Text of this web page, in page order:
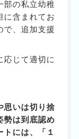
部の私立幼稚
に含まれてお
で、追加支援
応じて適切に
いは切り捨
勢は到底認め
には、「１